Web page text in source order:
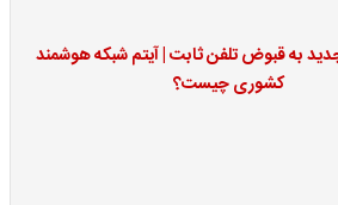
به قبوض تلفن ثابت | آیتم شبکه هوشمند
کشوری چیست؟